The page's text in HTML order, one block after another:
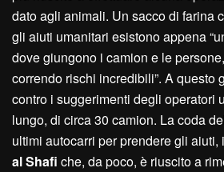
dato agli animali. Un sacco di farina
gli aiuti umanitari esistono appena
dove giungono i camion e le
correndo rischi incredibili”. A
contro i suggerimenti degli operatori
lungo, di circa 30 camion. La coda
ultimi autocarri per prendere gli
al Shafi che, da poco, è riuscito a